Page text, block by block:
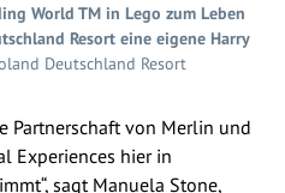
World TM in Lego zum Leben
Resort eine eigene Harry
Deutschland Resort
Partnerschaft von Merlin und
Experiences hier in
sagt Manuela Stone,